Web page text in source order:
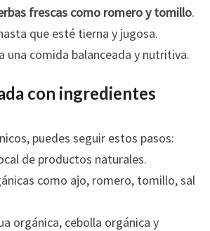
frescas como romero y tomillo.
que esté tierna y jugosa.
una comida balanceada y nutritiva.
con ingredientes
puedes seguir estos pasos:
de productos naturales.
como ajo, romero, tomillo, sal
orgánica, cebolla orgánica y